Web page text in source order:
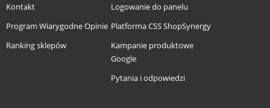
Kontakt
Program Wiarygodne Opinie
Ranking sklepów
Logowanie do panelu
Platforma CSS ShopSynergy
Kampanie produktowe
Google
Pytania i odpowiedzi